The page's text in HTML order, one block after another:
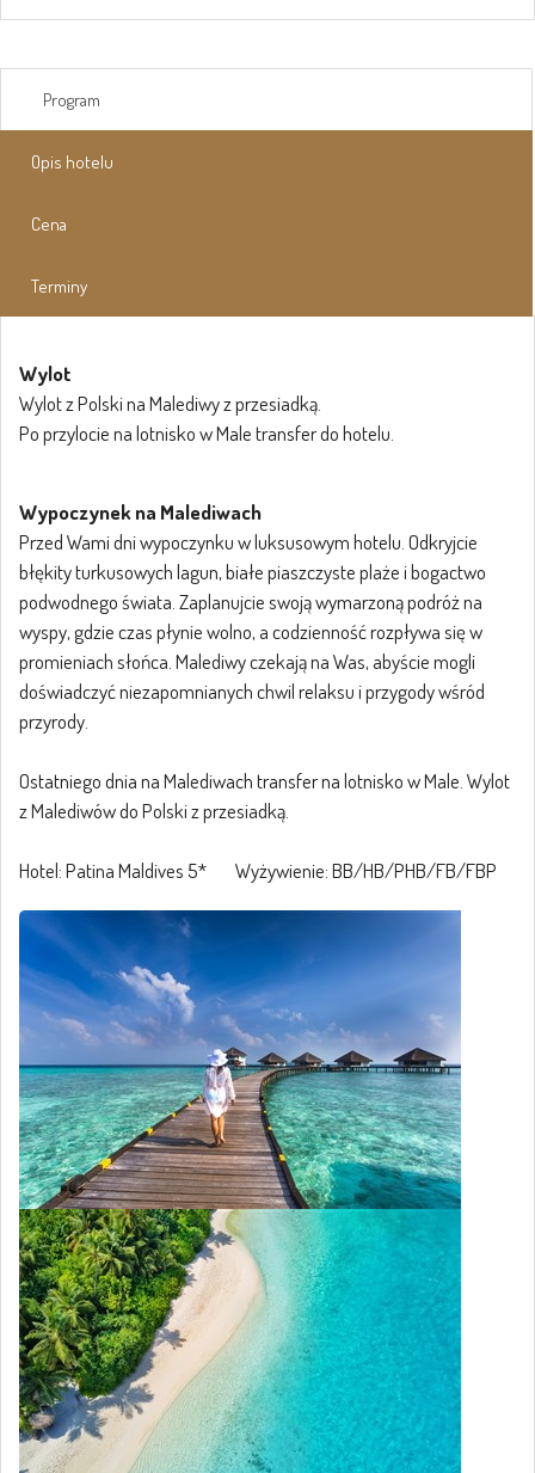
Program
Opis hotelu
Cena
Terminy
Wylot
Wylot z Polski na Malediwy z przesiadką.
Po przylocie na lotnisko w Male transfer do hotelu.
Wypoczynek na Malediwach
Przed Wami dni wypoczynku w luksusowym hotelu. Odkryjcie
błękity turkusowych lagun, białe piaszczyste plaże i bogactwo
podwodnego świata. Zaplanujcie swoją wymarzoną podróż na
wyspy, gdzie czas płynie wolno, a codzienność rozpływa się w
promieniach słońca. Malediwy czekają na Was, abyście mogli
doświadczyć niezapomnianych chwil relaksu i przygody wśród
przyrody.
Ostatniego dnia na Malediwach transfer na lotnisko w Male. Wylot
z Malediwów do Polski z przesiadką.
Hotel: Patina Maldives 5* Wyżywienie: BB/HB/PHB/FB/FBP